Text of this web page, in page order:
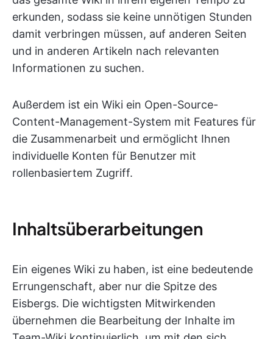
erkunden, sodass sie keine unnötigen Stunden
damit verbringen müssen, auf anderen Seiten
und in anderen Artikeln nach relevanten
Informationen zu suchen.
Außerdem ist ein Wiki ein Open-Source-
Content-Management-System mit Features für
die Zusammenarbeit und ermöglicht Ihnen
individuelle Konten für Benutzer mit
rollenbasiertem Zugriff.
Inhaltsüberarbeitungen
Ein eigenes Wiki zu haben, ist eine bedeutende
Errungenschaft, aber nur die Spitze des
Eisbergs. Die wichtigsten Mitwirkenden
übernehmen die Bearbeitung der Inhalte im